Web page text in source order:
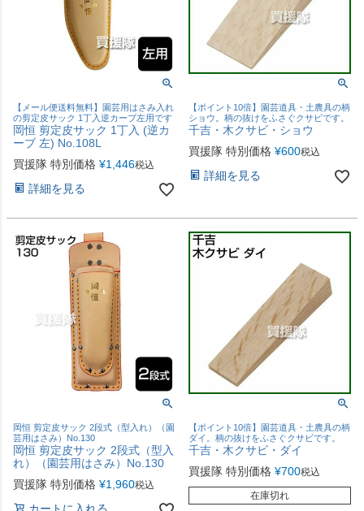
【メール便送料無料】園芸用はさみ入れ
の剪定皮サック 1丁入逆カーブ左用です
岡恒 剪定皮サック 1丁入 (逆カ
ーブ 左) No.108L
買援隊 特別価格 ¥1,446税込
詳細を見る
【ポイント10倍】園芸道具・土農具の柄
ショウ。柄の抜けをふさぐクサビです。
千吉・木クサビ・ショウ
買援隊 特別価格 ¥600税込
詳細を見る
岡恒 剪定皮サック 2段式（型入れ）（園
芸用はさみ）No.130
岡恒 剪定皮サック 2段式（型入
れ）（園芸用はさみ）No.130
買援隊 特別価格 ¥1,960税込
【ポイント10倍】園芸道具・土農具の柄
ダイ。柄の抜けをふさぐクサビです。
千吉・木クサビ・ダイ
買援隊 特別価格 ¥700税込
在庫切れ